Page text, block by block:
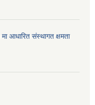
आधारित संस्थागत क्षमता